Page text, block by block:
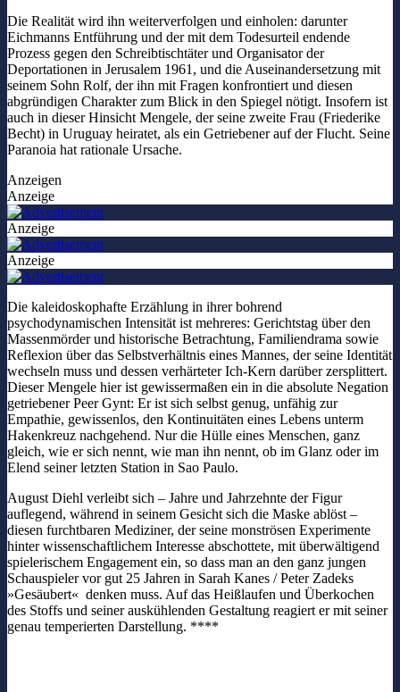
Die Realität wird ihn weiterverfolgen und einholen: darunter
Eichmanns Entführung und der mit dem Todesurteil endende
Prozess gegen den Schreibtischtäter und Organisator der
Deportationen in Jerusalem 1961, und die Auseinandersetzung mit
seinem Sohn Rolf, der ihn mit Fragen konfrontiert und diesen
abgründigen Charakter zum Blick in den Spiegel nötigt. Insofern ist
auch in dieser Hinsicht Mengele, der seine zweite Frau (Friederike
Becht) in Uruguay heiratet, als ein Getriebener auf der Flucht. Seine
Paranoia hat rationale Ursache.
Anzeigen
Anzeige
Anzeige
Anzeige
Die kaleidoskophafte Erzählung in ihrer bohrend
psychodynamischen Intensität ist mehreres: Gerichtstag über den
Massenmörder und historische Betrachtung, Familiendrama sowie
Reflexion über das Selbstverhältnis eines Mannes, der seine Identität
wechseln muss und dessen verhärteter Ich-Kern darüber zersplittert.
Dieser Mengele hier ist gewissermaßen ein in die absolute Negation
getriebener Peer Gynt: Er ist sich selbst genug, unfähig zur
Empathie, gewissenlos, den Kontinuitäten eines Lebens unterm
Hakenkreuz nachgehend. Nur die Hülle eines Menschen, ganz
gleich, wie er sich nennt, wie man ihn nennt, ob im Glanz oder im
Elend seiner letzten Station in Sao Paulo.
August Diehl verleibt sich – Jahre und Jahrzehnte der Figur
auflegend, während in seinem Gesicht sich die Maske ablöst –
diesen furchtbaren Mediziner, der seine monströsen Experimente
hinter wissenschaftlichem Interesse abschottete, mit überwältigend
spielerischem Engagement ein, so dass man an den ganz jungen
Schauspieler vor gut 25 Jahren in Sarah Kanes / Peter Zadeks
»Gesäubert« denken muss. Auf das Heißlaufen und Überkochen
des Stoffs und seiner auskühlenden Gestaltung reagiert er mit seiner
genau temperierten Darstellung. ****